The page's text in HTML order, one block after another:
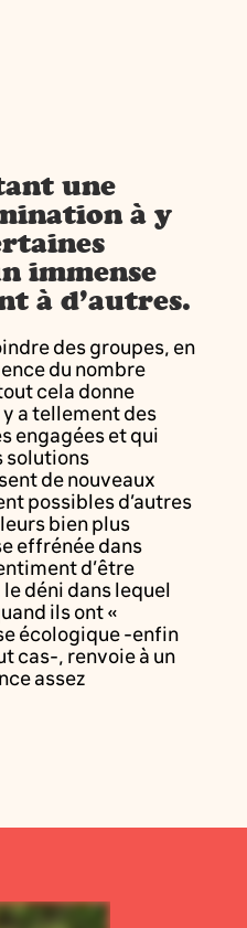
une
à y
immense
à d’autres.
des groupes, en
du nombre
cela donne
a tellement des
engagées et qui
solutions
de nouveaux
possibles d’autres
bien plus
effrénée dans
d’être
déni dans lequel
ils ont «
écologique -enfin
cas-, renvoie à un
assez